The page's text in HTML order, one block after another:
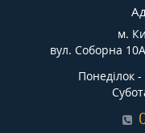
м.
вул. Соборна
Понеділок